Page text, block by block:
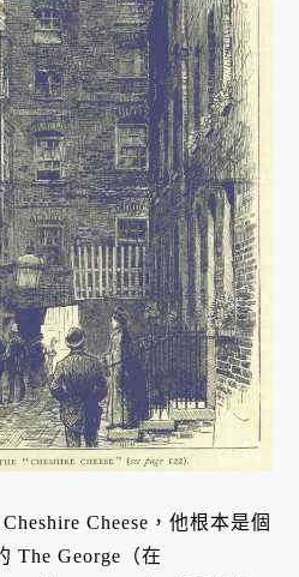
Cheese，他根本是個
The George（在